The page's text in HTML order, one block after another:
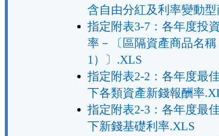
含自由分紅及利率變動
指定附表3-7：各年度投
率－〔區隔資產商品名
1）〕.XLS
指定附表2-2：各年度最
下各類資產新錢報酬率
指定附表2-3：各年度最
下新錢基礎利率.XLS